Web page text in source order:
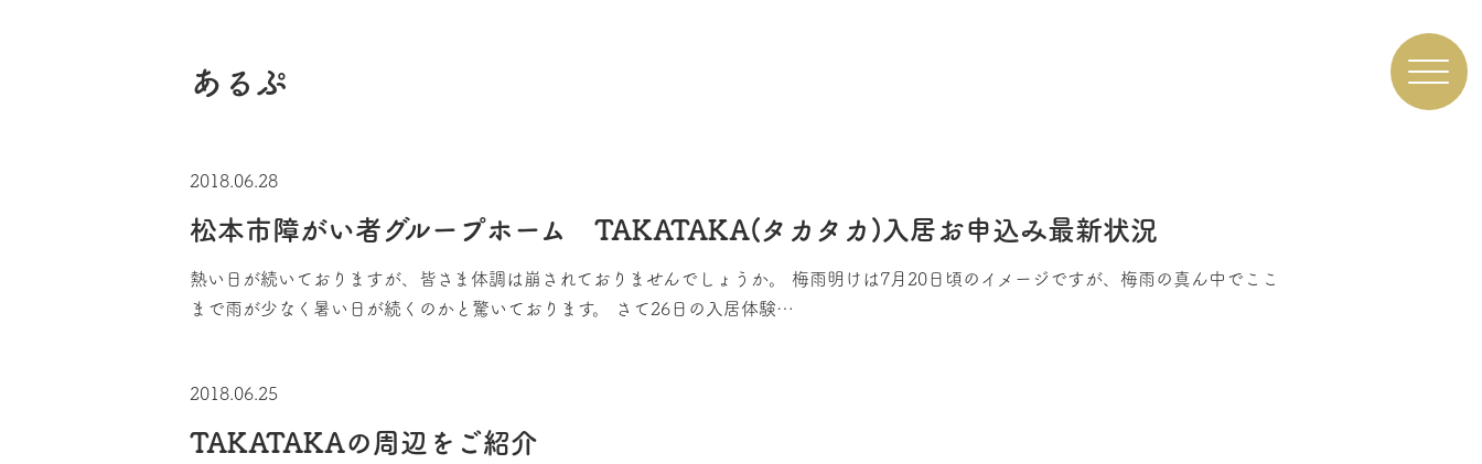
あるぷ
2018.06.28
松本市障がい者グループホーム TAKATAKA(タカタカ)入居お申込み最新状況
熱い日が続いておりますが、皆さま体調は崩されておりませんでしょうか。 梅雨明けは7月20日頃のイメージですが、梅雨の真ん中でここ
まで雨が少なく暑い日が続くのかと驚いております。 さて26日の入居体験…
2018.06.25
TAKATAKAの周辺をご紹介